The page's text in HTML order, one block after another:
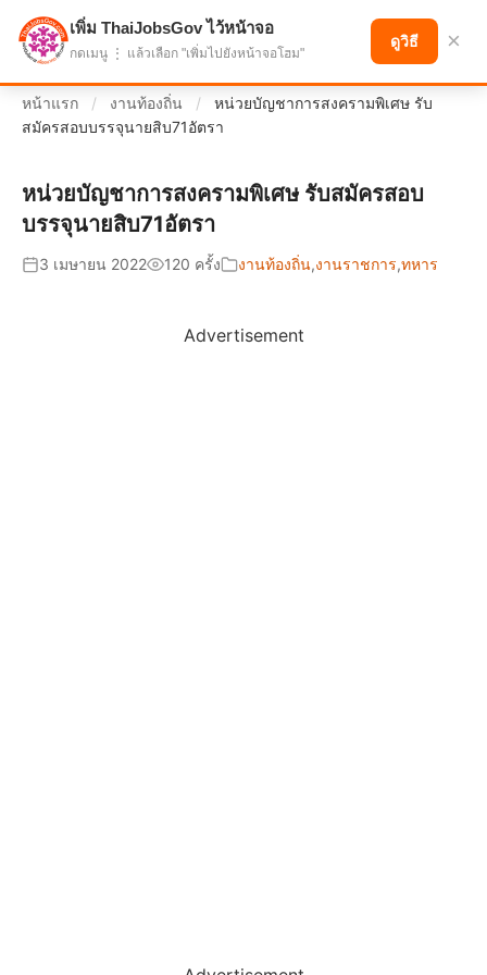
แบ่งปันโอกาส เพื่ออนาคตที่ก้าวหน้า
หน้าแรก / งานท้องถิ่น /
หน่วยบัญชาการสงครามพิเศษ รับ
สมัครสอบบรรจุนายสิบ71อัตรา
หน่วยบัญชาการสงครามพิเศษ รับสมัครสอบ
บรรจุนายสิบ71อัตรา
3 เมษายน 2022 120 ครั้ง งานท้องถิ่น,งานราชการ,ทหาร
Advertisement
เพิ่ม ThaiJobsGov ไว้หน้าจอ
กดเมนู ⋮ แล้วเลือก "เพิ่มไปยังหน้าจอโฮม"
ดูวิธี ×